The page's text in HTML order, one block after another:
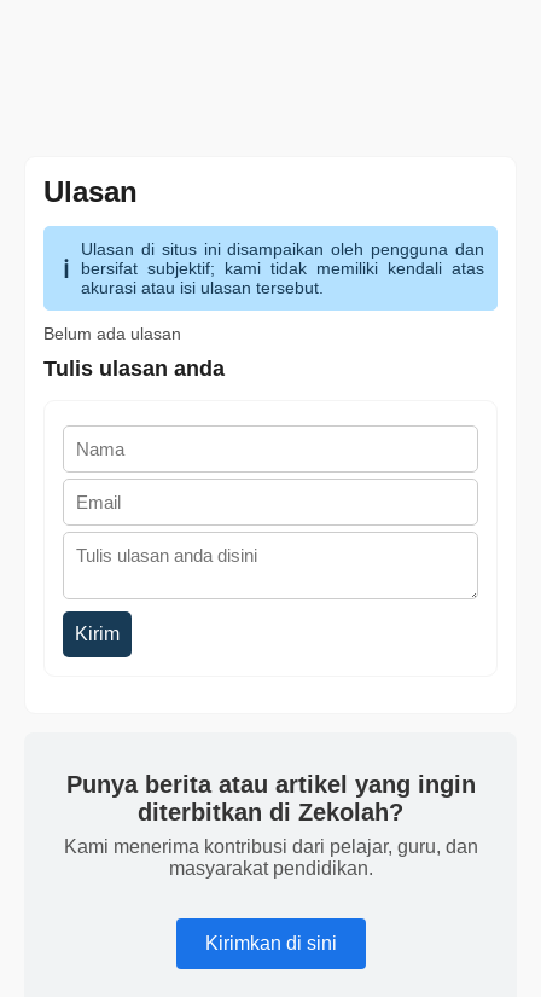
Ulasan
Ulasan di situs ini disampaikan oleh pengguna dan
bersifat subjektif; kami tidak memiliki kendali atas
akurasi atau isi ulasan tersebut.
Belum ada ulasan
Tulis ulasan anda
Kirim
Punya berita atau artikel yang ingin
diterbitkan di Zekolah?
Kami menerima kontribusi dari pelajar, guru, dan
masyarakat pendidikan.
Kirimkan di sini